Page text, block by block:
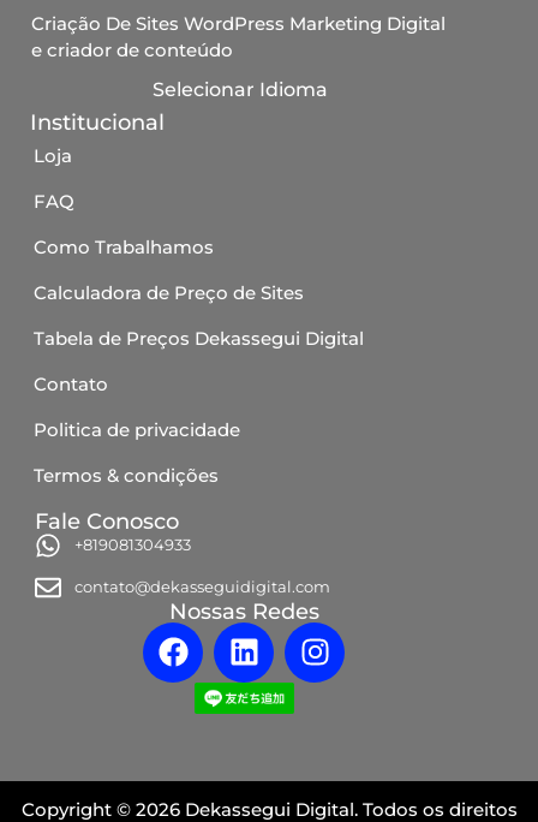
Criação De Sites WordPress Marketing Digital
e criador de conteúdo
Selecionar Idioma
Institucional
Loja
FAQ
Como Trabalhamos
Calculadora de Preço de Sites
Tabela de Preços Dekassegui Digital
Contato
Politica de privacidade
Termos & condições
Fale Conosco
+819081304933
contato@dekasseguidigital.com
Nossas Redes
Copyright © 2026 Dekassegui Digital. Todos os direitos